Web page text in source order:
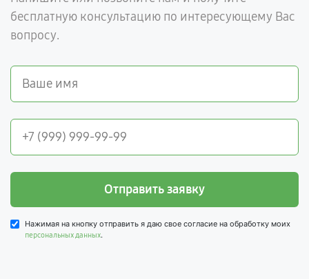
бесплатную консультацию по интересующему Вас
вопросу.
Отправить заявку
Нажимая на кнопку отправить я даю свое согласие на обработку моих
персональных данных.